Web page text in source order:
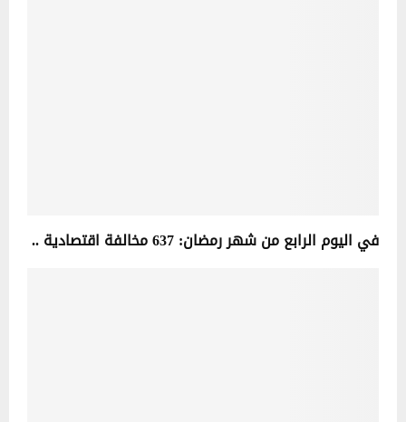
في اليوم الرابع من شهر رمضان: 637 مخالفة اقتصادية ..